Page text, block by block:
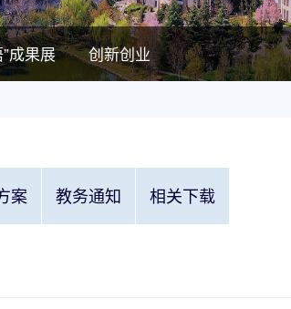
成果展 创新创业
案 教务通知 相关下载